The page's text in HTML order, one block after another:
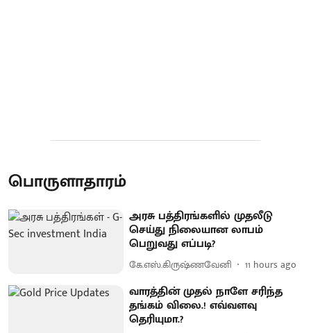
பொருளாதாரம்
அரசு பத்திரங்களில் முதலீடு
செய்து நிலையான லாபம்
பெறுவது எப்படி?
கே.எஸ்.கிருஷ்ணவேனி 11 hours ago
வாரத்தின் முதல் நாளே சரிந்த
தங்கம் விலை.! எவ்வளவு
தெரியுமா.?